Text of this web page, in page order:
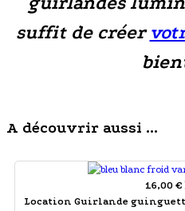
suffit de créer
A découvrir aussi ...
16,00 €
Location Guirlande